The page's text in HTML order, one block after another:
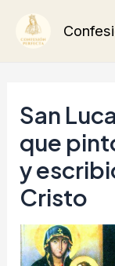
San
que
y
Cristo